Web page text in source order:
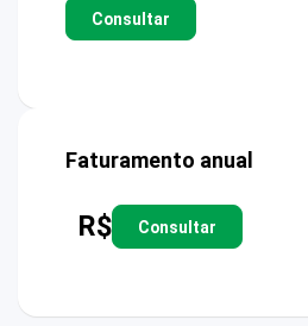
Consultar
Faturamento anual
R$ Consultar